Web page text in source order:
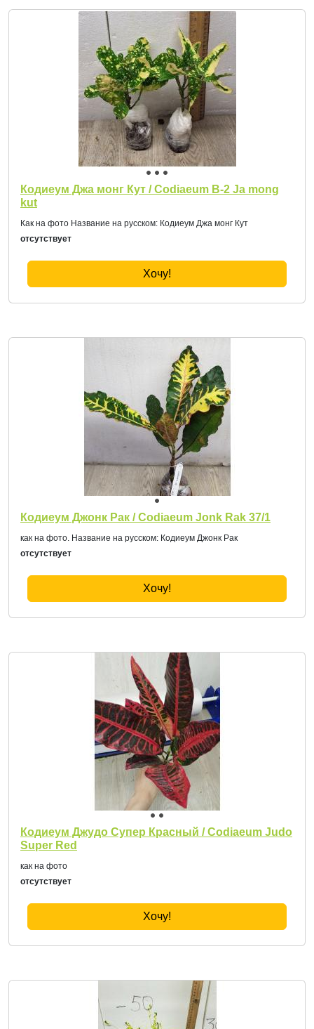
Кодиеум Джа монг Кут / Codiaeum B-2 Ja mong
kut
Как на фото Название на русском: Кодиеум Джа монг Кут
отсутствует
Хочу!
Кодиеум Джонк Рак / Codiaeum Jonk Rak 37/1
как на фото. Название на русском: Кодиеум Джонк Рак
отсутствует
Хочу!
Кодиеум Джудо Супер Красный / Codiaeum Judo
Super Red
как на фото
отсутствует
Хочу!